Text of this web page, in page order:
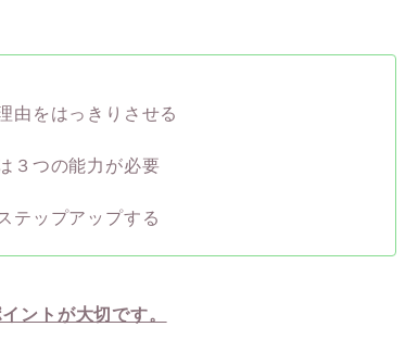
由をはっきりさせる
３つの能力が必要
テップアップする
ントが大切です。